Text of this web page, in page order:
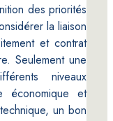
des priorités
la liaison
et contrat
Seulement une
niveaux
économique et
un bon